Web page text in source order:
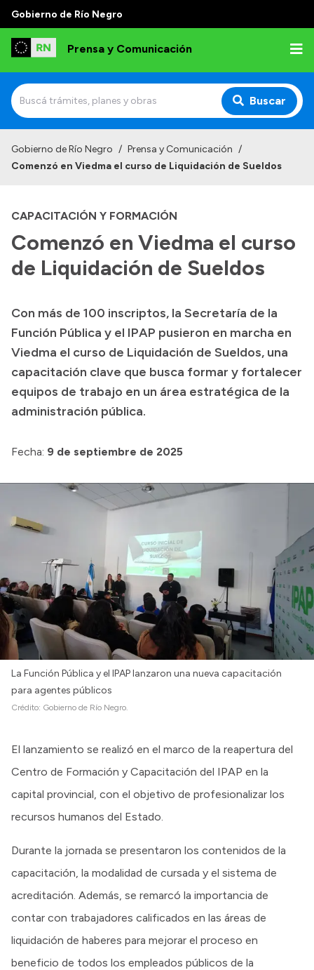
Gobierno de Río Negro
Prensa y Comunicación
Buscar
Autoridades
Archivo de noticias
Transparencia
Boletín Oficial
Compras y licitaciones
Consulta de expedientes
Convocatorias
Gobierno de Río Negro / Prensa y Comunicación /
Comenzó en Viedma el curso de Liquidación de Sueldos
CAPACITACIÓN Y FORMACIÓN
Comenzó en Viedma el curso
de Liquidación de Sueldos
Con más de 100 inscriptos, la Secretaría de la
Función Pública y el IPAP pusieron en marcha en
Viedma el curso de Liquidación de Sueldos, una
capacitación clave que busca formar y fortalecer
equipos de trabajo en un área estratégica de la
administración pública.
Fecha: 9 de septiembre de 2025
La Función Pública y el IPAP lanzaron una nueva capacitación
para agentes públicos
Crédito: Gobierno de Río Negro.
El lanzamiento se realizó en el marco de la reapertura del
Centro de Formación y Capacitación del IPAP en la
capital provincial, con el objetivo de profesionalizar los
recursos humanos del Estado.
Durante la jornada se presentaron los contenidos de la
capacitación, la modalidad de cursada y el sistema de
acreditación. Además, se remarcó la importancia de
contar con trabajadores calificados en las áreas de
liquidación de haberes para mejorar el proceso en
beneficio de todos los empleados públicos de la